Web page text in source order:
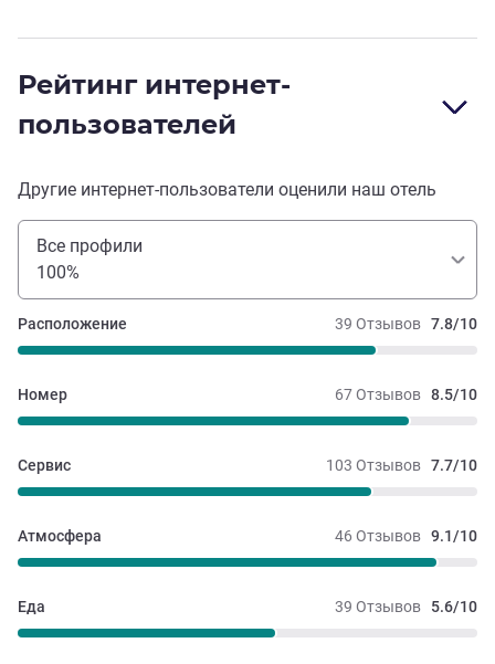
Рейтинг интернет-
пользователей
Другие интернет-пользователи оценили наш отель
Все профили
100%
39 Отзывов 7.8/10
Расположение
67 Отзывов 8.5/10
Номер
103 Отзывов 7.7/10
Сервис
46 Отзывов 9.1/10
Атмосфера
39 Отзывов 5.6/10
Еда